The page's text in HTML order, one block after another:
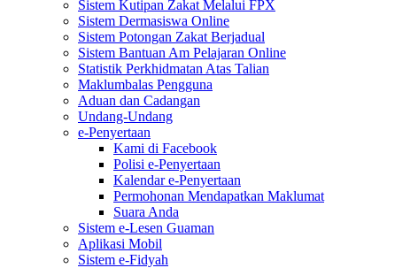
Sistem Kutipan Zakat Melalui FPX
Sistem Dermasiswa Online
Sistem Potongan Zakat Berjadual
Sistem Bantuan Am Pelajaran Online
Statistik Perkhidmatan Atas Talian
Maklumbalas Pengguna
Aduan dan Cadangan
Undang-Undang
e-Penyertaan
Kami di Facebook
Polisi e-Penyertaan
Kalendar e-Penyertaan
Permohonan Mendapatkan Maklumat
Suara Anda
Sistem e-Lesen Guaman
Aplikasi Mobil
Sistem e-Fidyah